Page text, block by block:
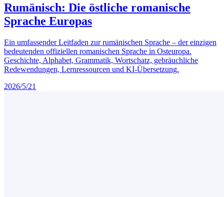
Rumänisch: Die östliche romanische
Sprache Europas
Ein umfassender Leitfaden zur rumänischen Sprache – der einzigen
bedeutenden offiziellen romanischen Sprache in Osteuropa.
Geschichte, Alphabet, Grammatik, Wortschatz, gebräuchliche
Redewendungen, Lernressourcen und KI-Übersetzung.
2026/5/21